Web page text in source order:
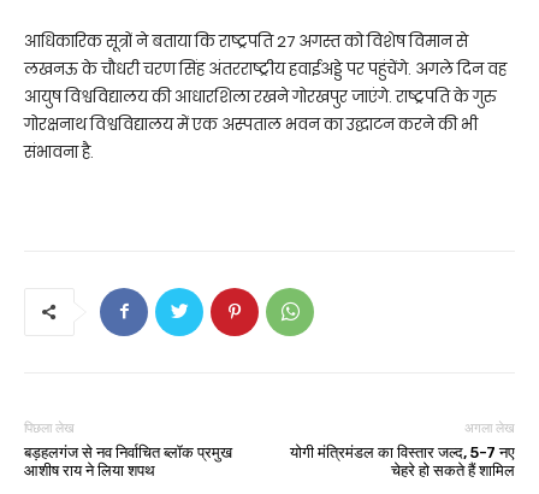
आधिकारिक सूत्रों ने बताया कि राष्ट्रपति 27 अगस्त को विशेष विमान से
लखनऊ के चौधरी चरण सिंह अंतरराष्ट्रीय हवाईअड्डे पर पहुंचेंगे. अगले दिन वह
आयुष विश्वविद्यालय की आधारशिला रखने गोरखपुर जाएंगे. राष्ट्रपति के गुरु
गोरक्षनाथ विश्वविद्यालय में एक अस्पताल भवन का उद्घाटन करने की भी
संभावना है.
पिछला लेख
बड़हलगंज से नव निर्वाचित ब्लॉक प्रमुख
आशीष राय ने लिया शपथ
अगला लेख
योगी मंत्रिमंडल का विस्तार जल्द, 5-7 नए
चेहरे हो सकते हैं शामिल